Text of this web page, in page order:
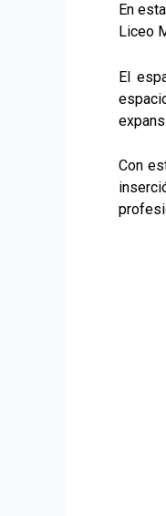
En
Liceo
El
Con